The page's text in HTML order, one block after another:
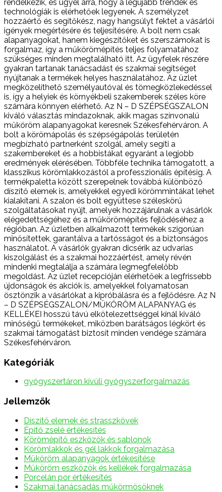
rendelkezik, és ügyel arra, hogy a legújabb trendek és
technológiák is elérhetőek legyenek. A személyzet
hozzáértő és segítőkész, nagy hangsúlyt fektet a vásárlói
igények megértésére és teljesítésére. A bolt nem csak
alapanyagokat, hanem kiegészítőket és szerszámokat is
forgalmaz, így a műkörömépítés teljes folyamatához
szükséges minden megtalálható itt. Az ügyfelek részére
gyakran tartanak tanácsadást és szakmai segítséget
nyújtanak a termékek helyes használatához. Az üzlet
megközelíthető személyautóval és tömegközlekedéssel
is, így a helyiek és környékbeli szakemberek széles köre
számára könnyen elérhető. Az N – D SZÉPSÉGSZALON
kiváló választás mindazoknak, akik magas színvonalú
műköröm alapanyagokat keresnek Székesfehérváron. A
bolt a körömápolás és szépségápolás területén
megbízható partnerként szolgál, amely segíti a
szakembereket és a hobbistákat egyaránt a legjobb
eredmények elérésében. Többféle technika támogatott, a
klasszikus körömlakkozástól a professzionális építésig. A
termékpaletta között szerepelnek továbbá különböző
díszítő elemek is, amelyekkel egyedi körömmintákat lehet
kialakítani. A szalon és bolt együttese széleskörű
szolgáltatásokat nyújt, amelyek hozzájárulnak a vásárlók
elégedettségéhez és a műkörömépítés fejlődéséhez a
régióban. Az üzletben alkalmazott termékek szigorúan
minősítettek, garantálva a tartósságot és a biztonságos
használatot. A vásárlók gyakran dicsérik az udvarias
kiszolgálást és a szakmai hozzáértést, amely révén
mindenki megtalálja a számára legmegfelelőbb
megoldást. Az üzlet recepcióján elérhetőek a legfrissebb
újdonságok és akciók is, amelyekkel folyamatosan
ösztönzik a vásárlókat a kipróbálásra és a fejlődésre. Az N
– D SZÉPSÉGSZALON/MŰKÖRÖM ALAPANYAG és
KELLÉKEI hosszú távú elkötelezettséggel kínál kiváló
minőségű termékeket, miközben barátságos légkört és
szakmai támogatást biztosít minden vendége számára
Székesfehérváron.
Kategóriák
gyógyszertáron kívüli gyógyszerforgalmazás
Jellemzők
Díszítő elemek és strasszkövek
Építő zselé értékesítés
Körömépítő eszközök és sablonok
Körömlakkok és gél lakkok forgalmazása
Műköröm alapanyagok értékesítése
Műköröm eszközök és kellékek forgalmazása
Porcelán por értékesítés
Szakmai tanácsadás műkörmösöknek